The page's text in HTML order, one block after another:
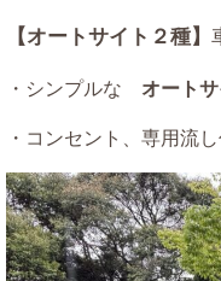
【オートサイト２種】
・シンプルな オート
・コンセント、専用流